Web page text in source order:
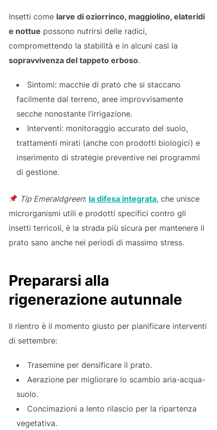
Insetti come larve di oziorrinco, maggiolino, elateridi
e nottue possono nutrirsi delle radici,
compromettendo la stabilità e in alcuni casi la
sopravvivenza del tappeto erboso.
Sintomi: macchie di prato che si staccano
facilmente dal terreno, aree improvvisamente
secche nonostante l’irrigazione.
Interventi: monitoraggio accurato del suolo,
trattamenti mirati (anche con prodotti biologici) e
inserimento di strategie preventive nei programmi
di gestione.
Tip Emeraldgreen: la difesa integrata, che unisce
microrganismi utili e prodotti specifici contro gli
insetti terricoli, è la strada più sicura per mantenere il
prato sano anche nei periodi di massimo stress.
Prepararsi alla
rigenerazione autunnale
Il rientro è il momento giusto per pianificare interventi
di settembre:
Trasemine per densificare il prato.
Aerazione per migliorare lo scambio aria-acqua-
suolo.
Concimazioni a lento rilascio per la ripartenza
vegetativa.